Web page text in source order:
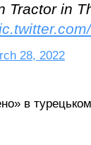
Tractor in
28, 2022
в